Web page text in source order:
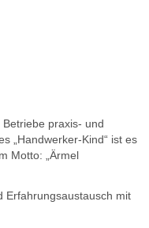
praxis- und
„Handwerker-Kind“ ist es
Motto: „Ärmel
Erfahrungsaustausch mit